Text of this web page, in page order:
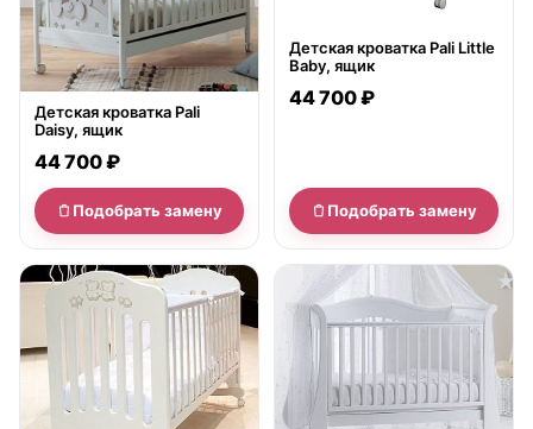
Детская кроватка Pali
Daisy, ящик
44 700 ₽
Подобрать замену
Детская кроватка Pali Little
Baby, ящик
44 700 ₽
Подобрать замену
нет в продаже нет в продаже